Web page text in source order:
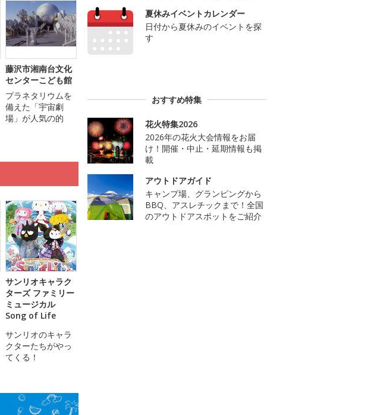
藤沢市湘南台文化
センターこども館
プラネタリウムを
備えた「宇宙劇
場」が人気の的
サンリオキャラク
ターズ ファミリー
ミュージカル
Song of Life
サンリオのキャラ
クターたちがやっ
てくる！
夏休みイベントカレンダー
日付から夏休みのイベントを探
す
おすすめ特集
花火特集2026
2026年の花火大会情報をお届
け！開催・中止・延期情報も掲
載
アウトドアガイド
キャンプ場、グランピングから
BBQ、アスレチックまで！全国
のアウトドアスポットをご紹介